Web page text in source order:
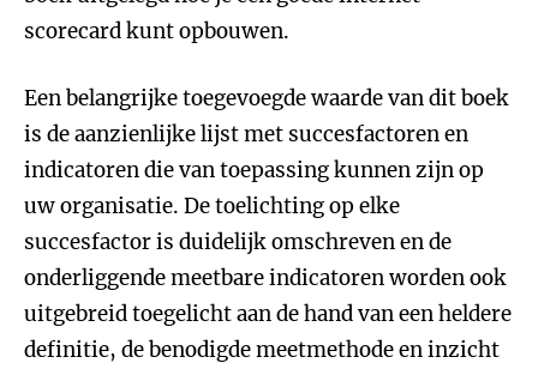
scorecard kunt opbouwen.
Een belangrijke toegevoegde waarde van dit boek
is de aanzienlijke lijst met succesfactoren en
indicatoren die van toepassing kunnen zijn op
uw organisatie. De toelichting op elke
succesfactor is duidelijk omschreven en de
onderliggende meetbare indicatoren worden ook
uitgebreid toegelicht aan de hand van een heldere
definitie, de benodigde meetmethode en inzicht